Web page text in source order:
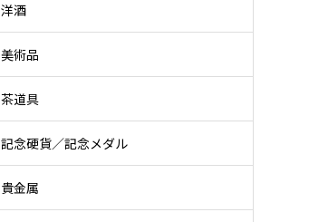
洋酒
美術品
茶道具
記念硬貨／記念メダル
貴金属